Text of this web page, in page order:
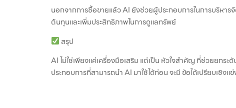
นอกจากการซื้อขายแล้ว AI ยังช่วยผู้ประกอบการในการบริหา
ต้นทุนและเพิ่มประสิทธิภาพในการดูแลทรัพย์
สรุป
AI ไม่ใช่เพียงแค่เครื่องมือเสริม แต่เป็น หัวใจสำคัญ ที่ช่วยยกร
ประกอบการที่สามารถนำ AI มาใช้ได้ก่อน จะมี ข้อได้เปรียบเชิง